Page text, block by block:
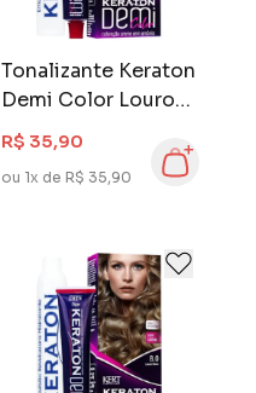
Tonalizante Keraton
Demi Color Louro
Escuro Marrom 6.7
R$ 35,90
ou 1x de R$ 35,90